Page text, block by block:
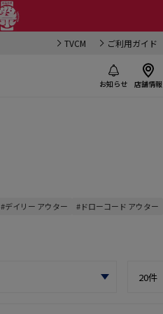
TVCM ご利用ガイド
お知らせ 店舗情報
#デイリー アウター #ドローコード アウター